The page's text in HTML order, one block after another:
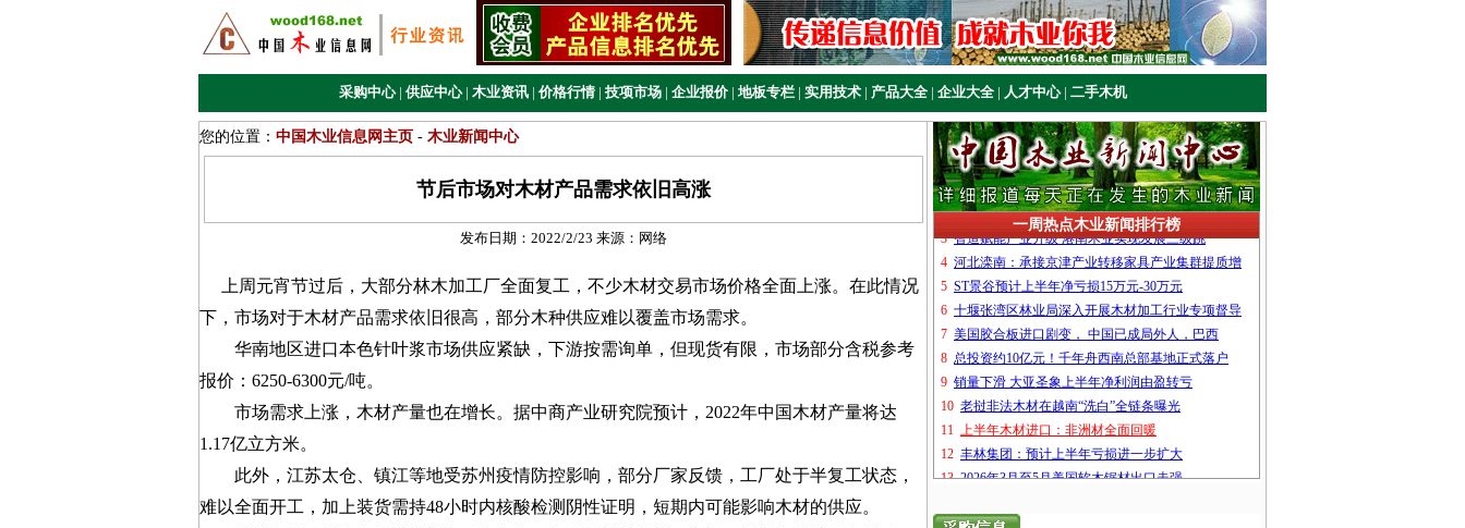
采购中心 | 供应中心 | 木业资讯 | 价格行情 | 技项市场 | 企业报价 | 地板专栏 | 实用技术 | 产品大全 | 企业大全 | 人才中心 | 二手木机
您的位置： 中国木业信息网主页 - 木业新闻中心
节后市场对木材产品需求依旧高涨
发布日期： 2022/2/23 来源： 网络
上周元宵节过后，大部分林木加工厂全面复工，不少木材交易市场价格全面上涨。在此情况
下，市场对于木材产品需求依旧很高，部分木种供应难以覆盖市场需求。
华南地区进口本色针叶浆市场供应紧缺，下游按需询单，但现货有限，市场部分含税参考
报价：6250-6300元/吨。
市场需求上涨，木材产量也在增长。据中商产业研究院预计，2022年中国木材产量将达
1.17亿立方米。
此外，江苏太仓、镇江等地受苏州疫情防控影响，部分厂家反馈，工厂处于半复工状态，
难以全面开工，加上装货需持48小时内核酸检测阴性证明，短期内可能影响木材的供应。